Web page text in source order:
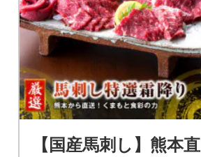
【国産馬刺し】熊本直